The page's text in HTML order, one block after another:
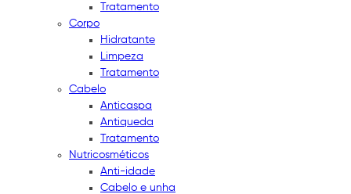
Tratamento
Corpo
Hidratante
Limpeza
Tratamento
Cabelo
Anticaspa
Antiqueda
Tratamento
Nutricosméticos
Anti-idade
Cabelo e unha